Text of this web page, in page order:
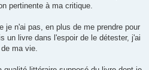
pertinente à ma critique.
je n'ai pas, en plus de me prendre pour
un livre dans l'espoir de le détester, j'ai
ma vie.